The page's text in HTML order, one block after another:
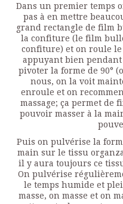
Dans un premier temps
pas à en mettre
grand rectangle de film
la confiture (le film
confiture) et on roule
appuyant bien
pivoter la forme de 90°
nous, on la voit
enroule et on
massage; ça permet de
pouvoir masser à la
Puis on pulvérise la
main sur le tissu
il y aura toujours ce
On pulvérise
le temps humide et
masse, on masse et on